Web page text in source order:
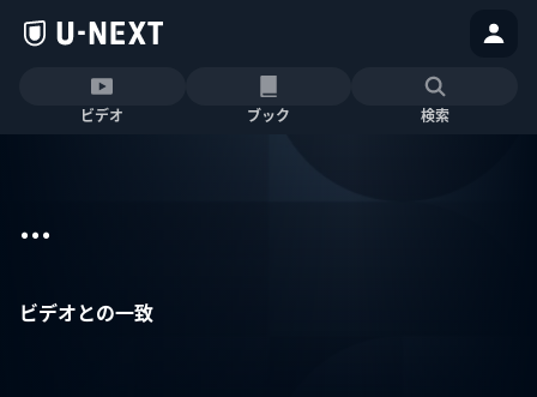
ビデオ ブック 検索
...
ビデオとの一致